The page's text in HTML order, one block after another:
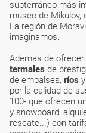
subterráneo más
museo de Mikulov,
La región de
imaginamos.
Además de ofrecer
termales de
de embalses, ríos y
por la calidad de
100- que ofrecen
y snowboard,
rescate...) con